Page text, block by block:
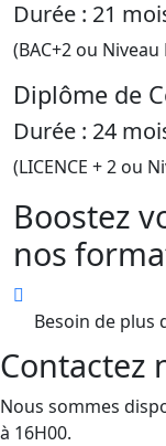
Durée : 21
(BAC+2 ou Niveau
Diplôme de
Durée : 24
(LICENCE + 2 ou
Boostez
nos
Besoin de plus
Contactez
Nous sommes
à 16H00.